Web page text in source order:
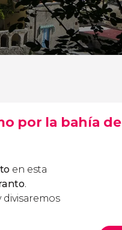
por la bahía de
en esta
.
divisaremos